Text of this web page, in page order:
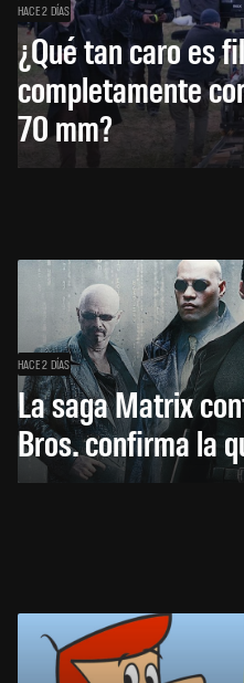
HACE 2 DÍAS
¿Qué tan caro es
completamente
70 mm?
HACE 2 DÍAS
La saga Matrix
Bros. confirma la